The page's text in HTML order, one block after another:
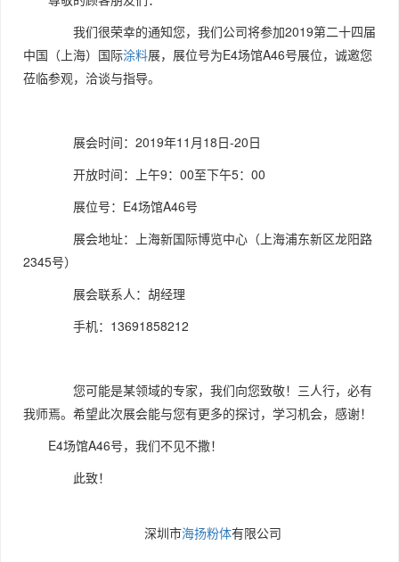
我们很荣幸的通知您，我们公司将参加2019第二十四届
中国（上海）国际涂料展，展位号为E4场馆A46号展位，诚邀您
莅临参观，洽谈与指导。
展会时间：2019年11月18日-20日
开放时间：上午9：00至下午5：00
展位号：E4场馆A46号
展会地址：上海新国际博览中心（上海浦东新区龙阳路
2345号）
展会联系人：胡经理
手机：13691858212
您可能是某领域的专家，我们向您致敬！三人行，必有
我师焉。希望此次展会能与您有更多的探讨，学习机会，感谢！
E4场馆A46号，我们不见不撒！
此致！
深圳市海扬粉体有限公司